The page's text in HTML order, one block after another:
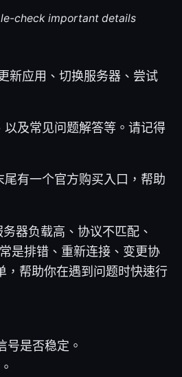
check important details
新应用、切换服务器、尝试
及常见问题解答等。请记得
有一个官方购买入口，帮助
器负载高、协议不匹配、
是排错、重新连接、变更协
，帮助你在遇到问题时快速行
号是否稳定。